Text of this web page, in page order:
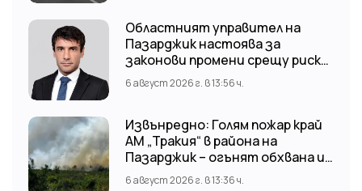
Областният управител на
Пазарджик настоява за
законови промени срещу риска
от наводнения
6 август 2026 г. в 13:56 ч.
Извънредно: Голям пожар край
АМ „Тракия“ в района на
Пазарджик – огънят обхвана и
лозови масиви
6 август 2026 г. в 13:36 ч.